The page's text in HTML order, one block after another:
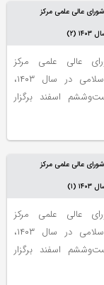
عالی علمی مرکز
(۲)
عالی علمی مرکز
دائرةالمعارف بزرگ اسلامی در سال ١۴٠٣،
اسفند برگزار
عالی علمی مرکز
(۱)
عالی علمی مرکز
دائرةالمعارف بزرگ اسلامی در سال ١۴٠٣،
اسفند برگزار